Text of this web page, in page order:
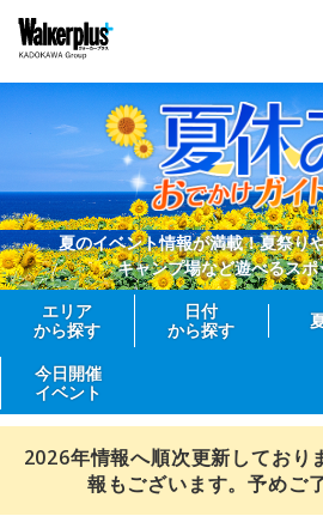
夏のイベント情報が満載！夏祭り
キャンプ場など遊べるス
エリア
から探す
日付
から探す
今日開催
イベント
2026年情報へ順次更新しており
報もございます。予めご